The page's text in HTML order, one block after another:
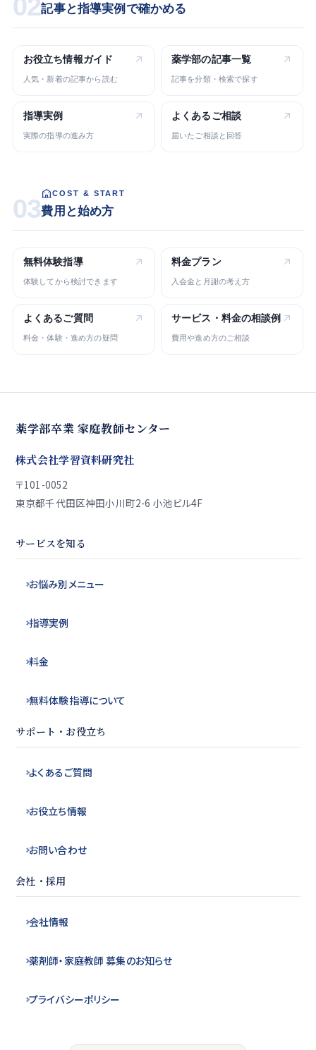
02記事と指導実例で確かめる
お役立ち情報ガイド
人気・新着の記事から読む
薬学部の記事一覧
記事を分類・検索で探す
指導実例
実際の指導の進み方
よくある ご相談
届いたご相談と回答
03
COST & START
費用と始め方
無料体験指導
体験してから検討できます
料金プラン
入会金と月謝の考え方
よくあるご質問
料金・体験・進め方の疑問
サービス・ 料金の相談例
費用や進め方のご相談
薬学部卒業 家庭教師センター
株式会社学習資料研究社
〒101-0052
東京都千代田区神田小川町2-6 小池ビル4F
サービスを知る
お悩み別メニュー
指導実例
料金
無料体験指導について
サポート・お役立ち
よくある ご質問
お役立ち情報
お問い合わせ
会社・採用
会社情報
薬剤師・家庭教師 募集のお知らせ
プライバシーポリシー